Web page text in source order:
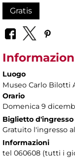
Gratis
Luogo
Museo Carlo Bilotti
Orario
Domenica 9
Biglietto d'ingresso
Gratuito l'ingresso
Informazioni
tel 060608 (tutti i